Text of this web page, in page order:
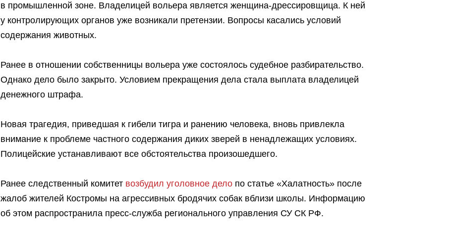
в промышленной зоне. Владелицей вольера является женщина-дрессировщица. К ней
у контролирующих органов уже возникали претензии. Вопросы касались условий
содержания животных.
Ранее в отношении собственницы вольера уже состоялось судебное разбирательство.
Однако дело было закрыто. Условием прекращения дела стала выплата владелицей
денежного штрафа.
Новая трагедия, приведшая к гибели тигра и ранению человека, вновь привлекла
внимание к проблеме частного содержания диких зверей в ненадлежащих условиях.
Полицейские устанавливают все обстоятельства произошедшего.
Ранее следственный комитет возбудил уголовное делопо статье «Халатность» после
жалоб жителей Костромы на агрессивных бродячих собак вблизи школы. Информацию
об этом распространила пресс-служба регионального управления СУ СК РФ.